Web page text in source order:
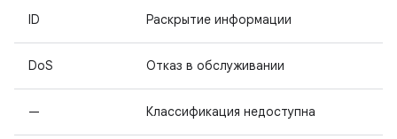
ID Раскрытие информации
DoS Отказ в обслуживании
— Классификация недоступна